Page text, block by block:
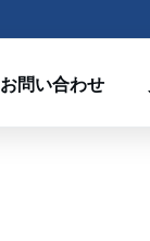
お問い合わせ